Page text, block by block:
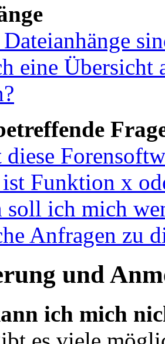
eine Übersicht
diese
Funktion x
soll ich mich
Anfragen zu
und
ich mich